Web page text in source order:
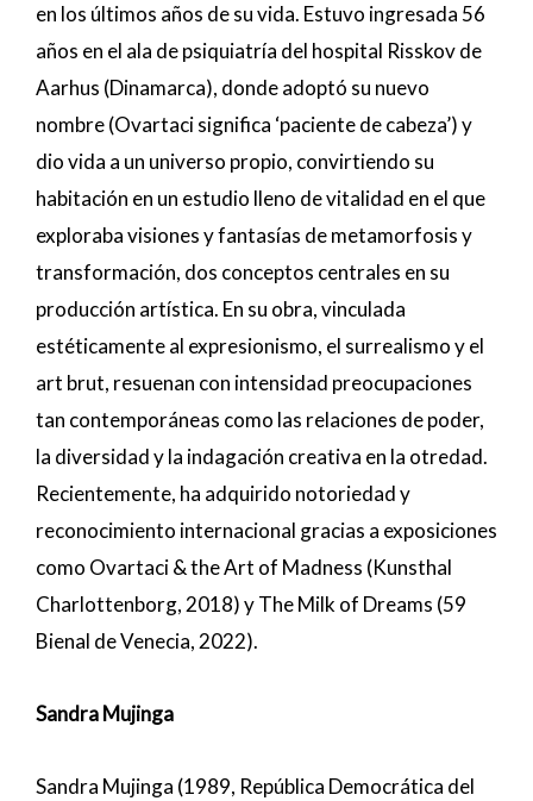
en los últimos años de su vida. Estuvo ingresada 56
años en el ala de psiquiatría del hospital Risskov de
Aarhus (Dinamarca), donde adoptó su nuevo
nombre (Ovartaci significa ‘paciente de cabeza’) y
dio vida a un universo propio, convirtiendo su
habitación en un estudio lleno de vitalidad en el que
exploraba visiones y fantasías de metamorfosis y
transformación, dos conceptos centrales en su
producción artística. En su obra, vinculada
estéticamente al expresionismo, el surrealismo y el
art brut, resuenan con intensidad preocupaciones
tan contemporáneas como las relaciones de poder,
la diversidad y la indagación creativa en la otredad.
Recientemente, ha adquirido notoriedad y
reconocimiento internacional gracias a exposiciones
como Ovartaci & the Art of Madness (Kunsthal
Charlottenborg, 2018) y The Milk of Dreams (59
Bienal de Venecia, 2022).
Sandra Mujinga
Sandra Mujinga (1989, República Democrática del